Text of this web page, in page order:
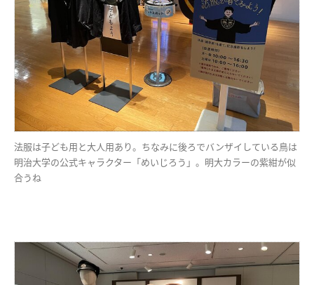
法服は子ども用と大人用あり。ちなみに後ろでバンザイしている鳥は
明治大学の公式キャラクター「めいじろう」。明大カラーの紫紺が似
合うね